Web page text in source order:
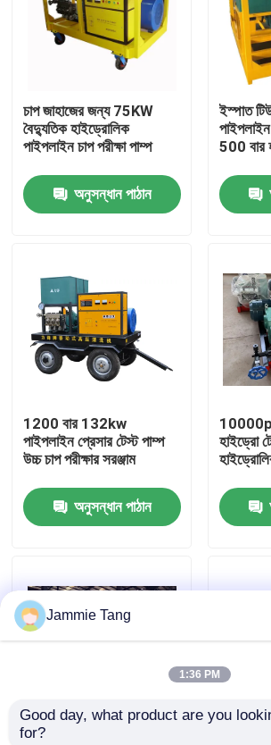
পণ্য
আমাদের সম্বন্ধে
গুণমান নিয়ন্ত্রণ
আমাদের সাথে যোগাযোগ
বৈদ্যুতিক হাইড্রো টেস্ট পাম্প
শিল্প উচ্চ চাপ ক্লিনার
চাপ জাহাজের জন্য 75KW
বৈদ্যুতিক হাইড্রোলিক
পাইপলাইন চাপ পরীক্ষা পাম্প
অনুসন্ধান পাঠান
ইস্পাত
পাইপলাইন
500 বার
1200 বার 132kw
পাইপলাইন প্রেসার টেস্ট পাম্প
উচ্চ চাপ পরীক্ষার সরঞ্জাম
অনুসন্ধান পাঠান
হাইড্রো
কম্পিউটার স্বয়ংক্রিয় চার্ট
Jammie Tang
1:36 PM
Good day, what product are you
for?